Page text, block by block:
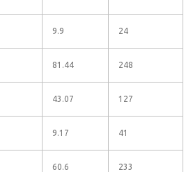
9.9 24
81.44 248
43.07 127
9.17 41
60.6 233